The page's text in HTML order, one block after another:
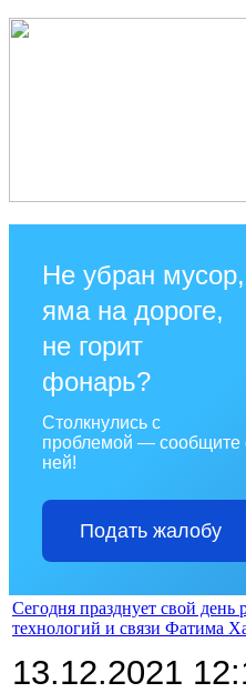
Не убран мусор,
яма на дороге,
не горит
фонарь?
Столкнулись с
проблемой — сообщите
ней!
Подать жалобу
Сегодня празднует свой
технологий и связи Фатима
13.12.2021